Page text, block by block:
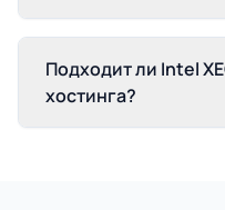
Подходит ли Intel
хостинга?